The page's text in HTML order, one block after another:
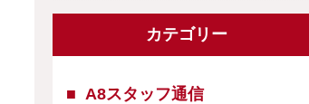
カテゴリー
A8スタッフ通信